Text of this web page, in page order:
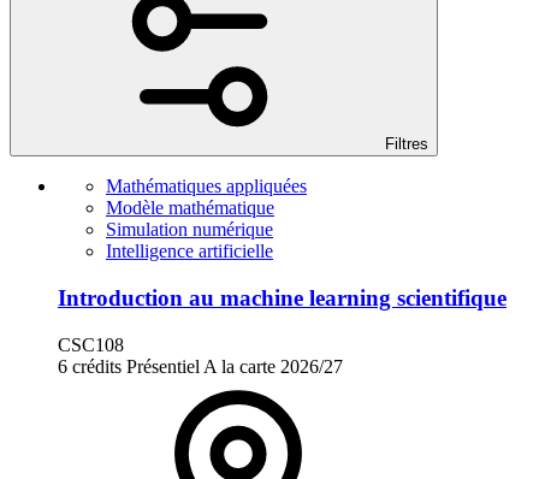
Filtres
Mathématiques appliquées
Modèle mathématique
Simulation numérique
Intelligence artificielle
Introduction au machine learning scientifique
CSC108
6 crédits Présentiel A la carte 2026/27